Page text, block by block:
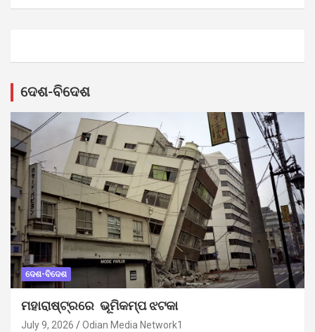
ଦେଶ-ବିଦେଶ
ଦେଶ-ବିଦେଶ
ମହାରାଷ୍ଟ୍ରରେ ଭୂମିକମ୍ପ ଝଟକା
July 9, 2026 Odian Media Network1